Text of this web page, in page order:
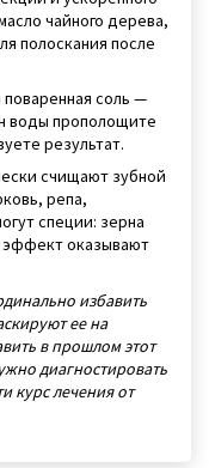
чайного дерева,
полоскания после
соль —
воды прополощите
результат.
счищают зубной
репа,
специи: зерна
эффект оказывают
избавить
ее на
в прошлом этот
диагностировать
курс лечения от